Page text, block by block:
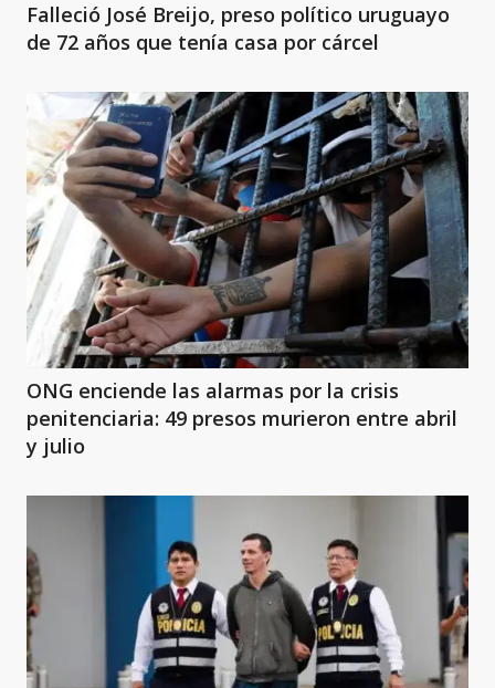
Falleció José Breijo, preso político uruguayo
de 72 años que tenía casa por cárcel
ONG enciende las alarmas por la crisis
penitenciaria: 49 presos murieron entre abril
y julio